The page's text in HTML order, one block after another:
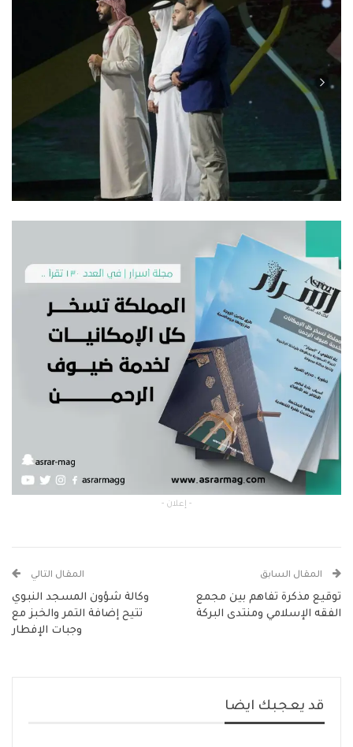
- إعلان -
المقال السابق
توقيع مذكرة تفاهم بين مجمع
الفقه الإسلامي ومنتدى البركة
المقال التالي
وكالة شؤون المسجد النبوي
تتيح إضافة التمر والخبز مع
وجبات الإفطار
قد يعجبك ايضا